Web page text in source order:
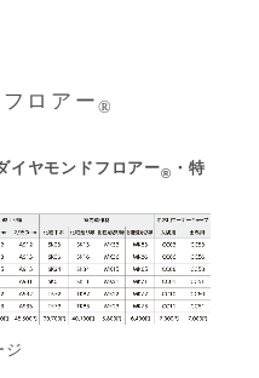
ロアー®
ヤモンドフロアー® ・特
ジ